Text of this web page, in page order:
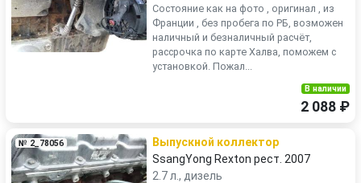
Состояние как на фото , оригинал , из
Франции , без пробега по РБ, возможен
наличный и безналичный расчёт,
рассрочка по карте Халва, поможем с
установкой. Пожал...
В наличии
2 088 ₽
№ 2_78056
Выпускной коллектор
SsangYong Rexton рест. 2007
2.7 л., дизель